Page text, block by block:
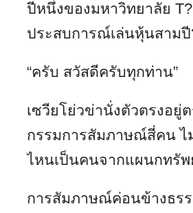
ปีหนึ่งของมหาวิทยาลัย
ประสบการณ์เล่นหุ้นสามปี
“ครับ สวัสดีครับทุกท่าน”
เซวียโย่วข่านั่งตัวตรงอยู่
กรรมการสัมภาษณ์สี่คน ไ
ไหนเป็นคนจากแผนกทรั
การสัมภาษณ์ค่อนข้างธร